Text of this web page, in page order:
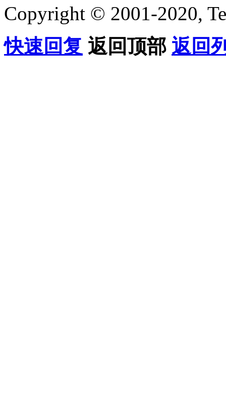
Copyright © 2001-2020,
快速回复 返回顶部 返回